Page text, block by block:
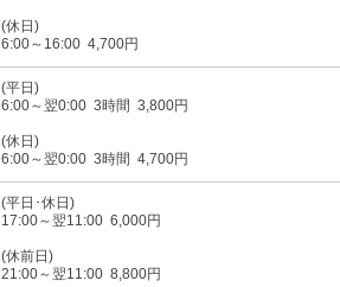
(休日)
6:00～16:00 4,700円
(平日)
6:00～翌0:00 3時間 3,800円
(休日)
6:00～翌0:00 3時間 4,700円
(平日･休日)
17:00～翌11:00 6,000円
(休前日)
21:00～翌11:00 8,800円